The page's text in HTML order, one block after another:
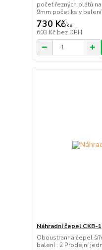
počet řezných plátů
9mm počet ks v
730 Kč/ks
603 Kč bez DPH
Náhradní čepel CKB-1
Oboustranná čepel
balení : 2 Prodejní